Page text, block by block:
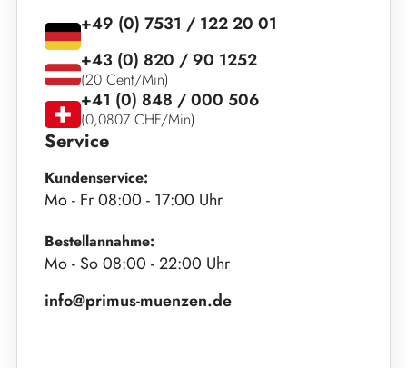
Service
Kundenservice:
Mo - Fr 08:00 - 17:00 Uhr
Bestellannahme:
Mo - So 08:00 - 22:00 Uhr
info@primus-muenzen.de
+49 (0) 7531 / 122 20 01
+43 (0) 820 / 90 1252
(20 Cent/Min)
+41 (0) 848 / 000 506
(0,0807 CHF/Min)